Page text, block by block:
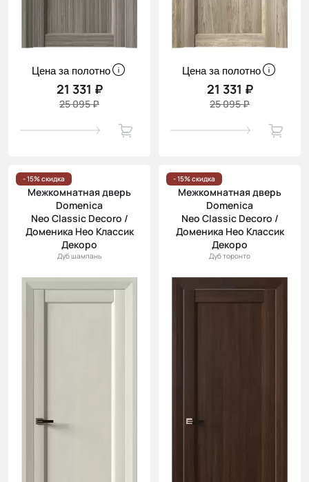
Цена за полотно
21 331 ₽
25 095 ₽
Цена за полотно
21 331 ₽
25 095 ₽
- 15% скидка
Межкомнатная дверь
Domenica
Neo Classic Decoro /
Доменика Нео Классик
Декоро
Дуб шампань
- 15% скидка
Межкомнатная дверь
Domenica
Neo Classic Decoro /
Доменика Нео Классик
Декоро
Дуб торонто